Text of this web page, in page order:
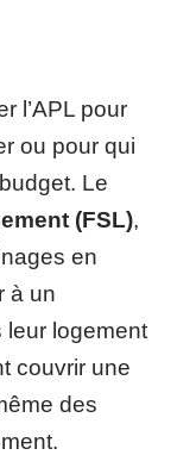
l’APL pour
ou pour qui
Le
(FSL),
en
à un
leur logement
couvrir une
des